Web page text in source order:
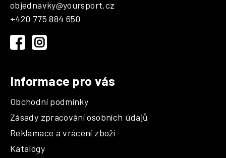
objednavky@yoursport.cz
+420 775 884 650
Informace pro vás
Obchodní podmínky
Zásady zpracování osobních údajů
Reklamace a vrácení zboží
Katalogy